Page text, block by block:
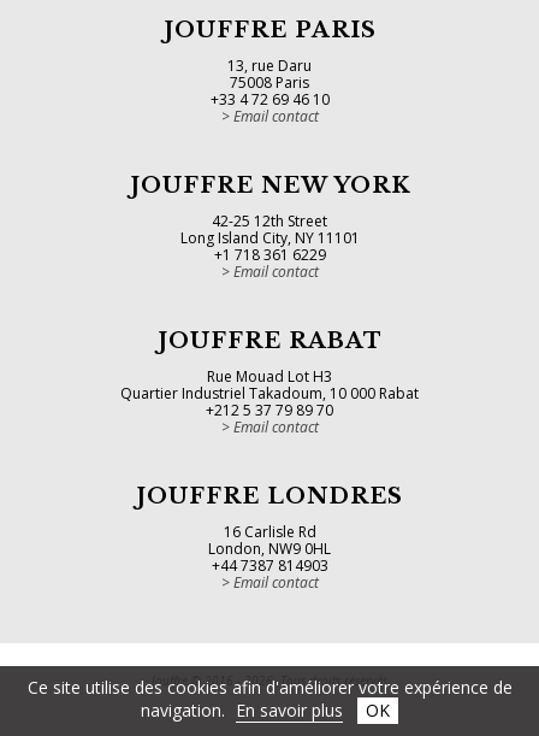
Jouffre © 2016 - 2026. Tous droits réservés
JOUFFRE PARIS
13, rue Daru
75008 Paris
+33 4 72 69 46 10
Email contact
JOUFFRE NEW YORK
42-25 12th Street
Long Island City, NY 11101
+1 718 361 6229
Email contact
JOUFFRE RABAT
Rue Mouad Lot H3
Quartier Industriel Takadoum, 10 000 Rabat
+212 5 37 79 89 70
Email contact
JOUFFRE LONDRES
16 Carlisle Rd
London, NW9 0HL
+44 7387 814903
Email contact
Ce site utilise des cookies afin d'améliorer votre expérience de
navigation. En savoir plus OK